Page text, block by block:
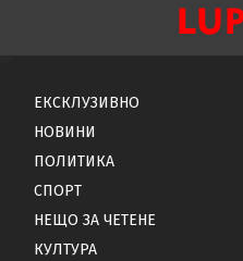
ЕКСКЛУЗИВНО
НОВИНИ
ПОЛИТИКА
СПОРТ
НЕЩО ЗА ЧЕТЕНЕ
КУЛТУРА